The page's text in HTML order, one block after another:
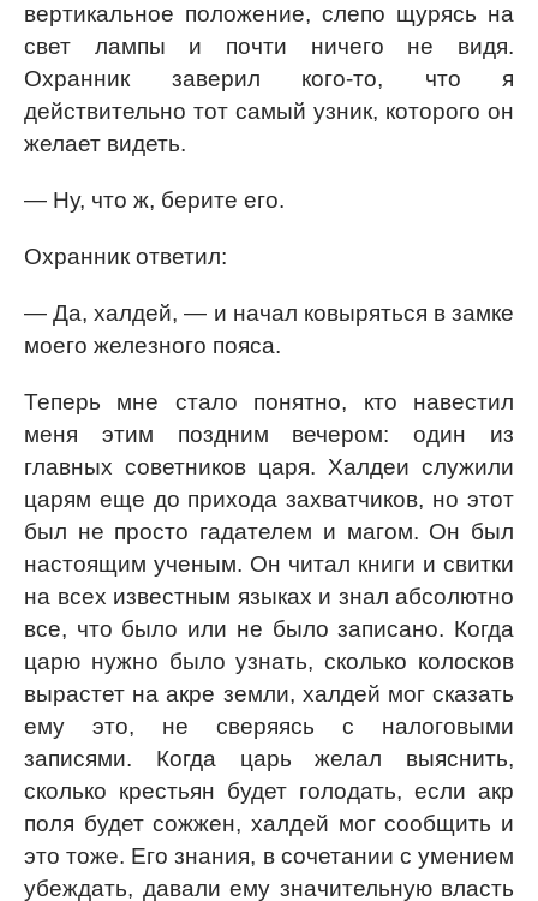
вертикальное положение, слепо щурясь на
свет лампы и почти ничего не видя.
Охранник заверил кого-то, что я
действительно тот самый узник, которого он
желает видеть.
— Ну, что ж, берите его.
Охранник ответил:
— Да, халдей, — и начал ковыряться в замке
моего железного пояса.
Теперь мне стало понятно, кто навестил
меня этим поздним вечером: один из
главных советников царя. Халдеи служили
царям еще до прихода захватчиков, но этот
был не просто гадателем и магом. Он был
настоящим ученым. Он читал книги и свитки
на всех известным языках и знал абсолютно
все, что было или не было записано. Когда
царю нужно было узнать, сколько колосков
вырастет на акре земли, халдей мог сказать
ему это, не сверяясь с налоговыми
записями. Когда царь желал выяснить,
сколько крестьян будет голодать, если акр
поля будет сожжен, халдей мог сообщить и
это тоже. Его знания, в сочетании с умением
убеждать, давали ему значительную власть